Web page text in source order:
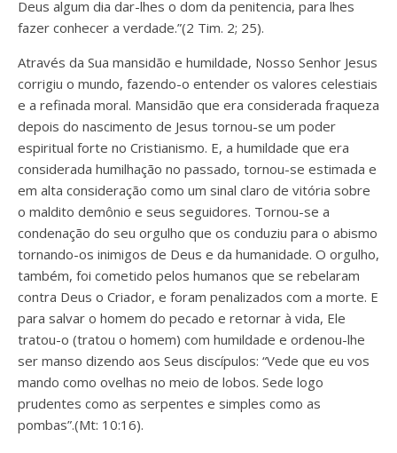
Deus algum dia dar-lhes o dom da penitencia, para lhes
fazer conhecer a verdade.”(2 Tim. 2; 25).
Através da Sua mansidão e humildade, Nosso Senhor Jesus
corrigiu o mundo, fazendo-o entender os valores celestiais
e a refinada moral. Mansidão que era considerada fraqueza
depois do nascimento de Jesus tornou-se um poder
espiritual forte no Cristianismo. E, a humildade que era
considerada humilhação no passado, tornou-se estimada e
em alta consideração como um sinal claro de vitória sobre
o maldito demônio e seus seguidores. Tornou-se a
condenação do seu orgulho que os conduziu para o abismo
tornando-os inimigos de Deus e da humanidade. O orgulho,
também, foi cometido pelos humanos que se rebelaram
contra Deus o Criador, e foram penalizados com a morte. E
para salvar o homem do pecado e retornar à vida, Ele
tratou-o (tratou o homem) com humildade e ordenou-lhe
ser manso dizendo aos Seus discípulos: “Vede que eu vos
mando como ovelhas no meio de lobos. Sede logo
prudentes como as serpentes e simples como as
pombas”.(Mt: 10:16).